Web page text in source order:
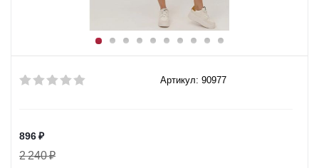
Артикул: 90977
896₽
2 240₽